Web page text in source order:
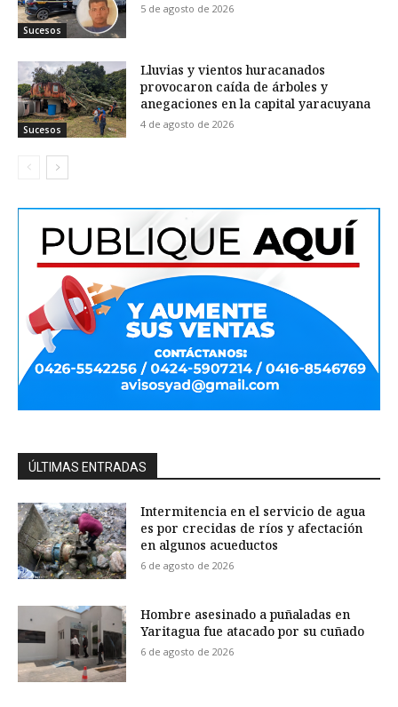
Sucesos
5 de agosto de 2026
Sucesos
Lluvias y vientos huracanados
provocaron caída de árboles y
anegaciones en la capital yaracuyana
4 de agosto de 2026
ÚLTIMAS ENTRADAS
Intermitencia en el servicio de agua
es por crecidas de ríos y afectación
en algunos acueductos
6 de agosto de 2026
Hombre asesinado a puñaladas en
Yaritagua fue atacado por su cuñado
6 de agosto de 2026